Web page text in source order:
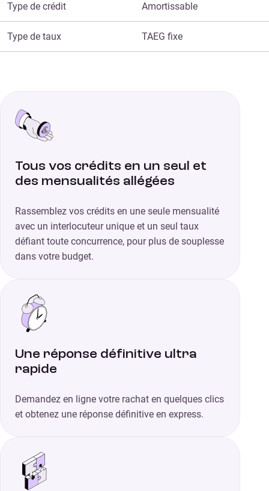
Type de crédit Amortissable
Type de taux TAEG fixe
Tous vos crédits en un seul et
des mensualités allégées
Rassemblez vos crédits en une seule mensualité
avec un interlocuteur unique et un seul taux
défiant toute concurrence, pour plus de souplesse
dans votre budget.
Une réponse définitive ultra
rapide
Demandez en ligne votre rachat en quelques clics
et obtenez une réponse définitive en express.